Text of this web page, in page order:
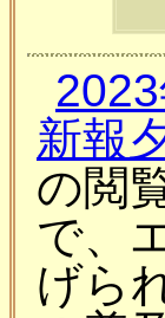
新報
の閲
で、
げら